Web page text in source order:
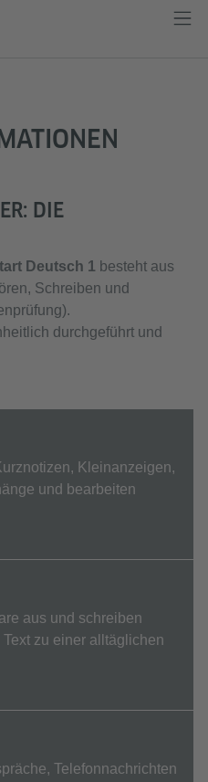
DIE
Deutsch 1 besteht aus
Schreiben und
durchgeführt und
Kleinanzeigen,
und bearbeiten
aus und schreiben
zu einer alltäglichen
Telefonnachrichten